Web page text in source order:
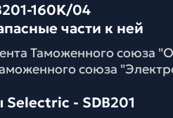
160K/04
части к ней
Таможенного союза
союза
Selectric - SDB201